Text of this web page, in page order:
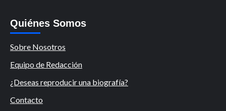
Quiénes Somos
Sobre Nosotros
Equipo de Redacción
¿Deseas reproducir una biografía?
Contacto